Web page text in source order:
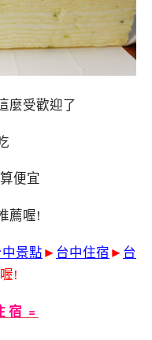
麼受歡迎了
便宜
薦喔!
中景點 ► 台中住宿 ► 台
喔!
宿 ﹦